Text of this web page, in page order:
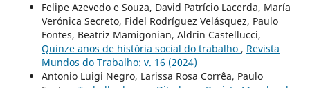
Felipe Azevedo e Souza, David Patrício Lacerda, María
Verónica Secreto, Fidel Rodríguez Velásquez, Paulo
Fontes, Beatriz Mamigonian, Aldrin Castellucci,
Quinze anos de história social do trabalho , Revista
Mundos do Trabalho: v. 16 (2024)
Antonio Luigi Negro, Larissa Rosa Corrêa, Paulo